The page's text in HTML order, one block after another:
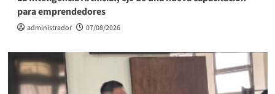
para emprendedores
administrador 07/08/2026